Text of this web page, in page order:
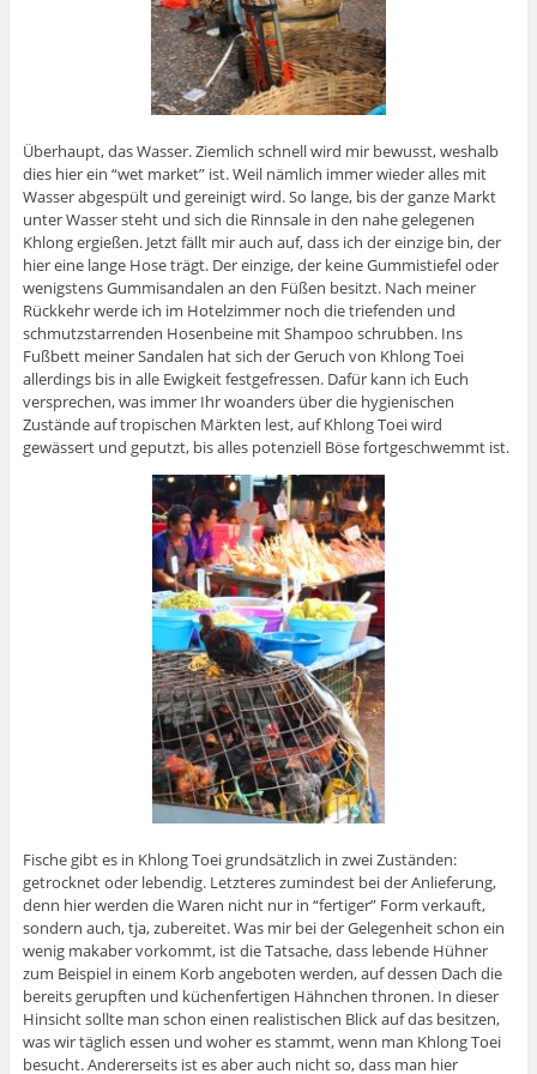
Überhaupt, das Wasser. Ziemlich schnell wird mir bewusst, weshalb
dies hier ein “wet market” ist. Weil nämlich immer wieder alles mit
Wasser abgespült und gereinigt wird. So lange, bis der ganze Markt
unter Wasser steht und sich die Rinnsale in den nahe gelegenen
Khlong ergießen. Jetzt fällt mir auch auf, dass ich der einzige bin, der
hier eine lange Hose trägt. Der einzige, der keine Gummistiefel oder
wenigstens Gummisandalen an den Füßen besitzt. Nach meiner
Rückkehr werde ich im Hotelzimmer noch die triefenden und
schmutzstarrenden Hosenbeine mit Shampoo schrubben. Ins
Fußbett meiner Sandalen hat sich der Geruch von Khlong Toei
allerdings bis in alle Ewigkeit festgefressen. Dafür kann ich Euch
versprechen, was immer Ihr woanders über die hygienischen
Zustände auf tropischen Märkten lest, auf Khlong Toei wird
gewässert und geputzt, bis alles potenziell Böse fortgeschwemmt ist.
Fische gibt es in Khlong Toei grundsätzlich in zwei Zuständen:
getrocknet oder lebendig. Letzteres zumindest bei der Anlieferung,
denn hier werden die Waren nicht nur in “fertiger” Form verkauft,
sondern auch, tja, zubereitet. Was mir bei der Gelegenheit schon ein
wenig makaber vorkommt, ist die Tatsache, dass lebende Hühner
zum Beispiel in einem Korb angeboten werden, auf dessen Dach die
bereits gerupften und küchenfertigen Hähnchen thronen. In dieser
Hinsicht sollte man schon einen realistischen Blick auf das besitzen,
was wir täglich essen und woher es stammt, wenn man Khlong Toei
besucht. Andererseits ist es aber auch nicht so, dass man hier